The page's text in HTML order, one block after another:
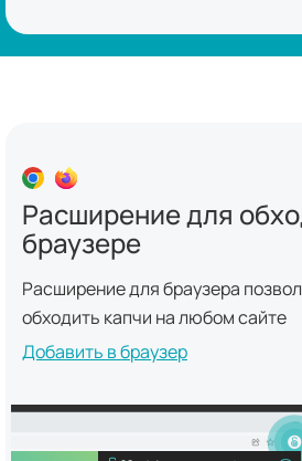
Расширение для
браузере
Расширение для браузера
обходить капчи на любом сайте
Добавить в браузер